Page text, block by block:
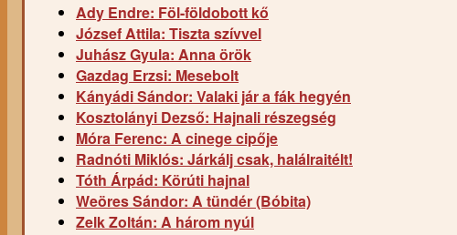
Ady Endre: Föl-földobott kő
József Attila: Tiszta szívvel
Juhász Gyula: Anna örök
Gazdag Erzsi: Mesebolt
Kányádi Sándor: Valaki jár a fák hegyén
Kosztolányi Dezső: Hajnali részegség
Móra Ferenc: A cinege cipője
Radnóti Miklós: Járkálj csak, halálraitélt!
Tóth Árpád: Körúti hajnal
Weöres Sándor: A tündér (Bóbita)
Zelk Zoltán: A három nyúl